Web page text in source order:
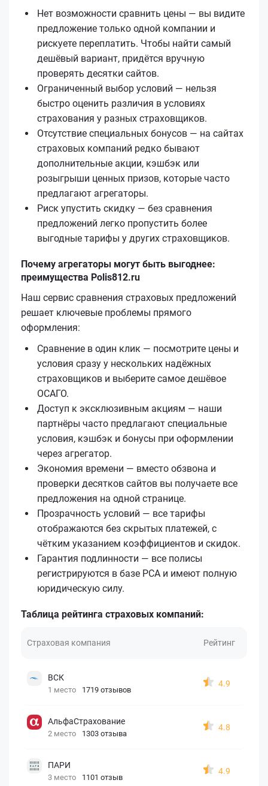
Нет возможности сравнить цены — вы видите
предложение только одной компании и
рискуете переплатить. Чтобы найти самый
дешёвый вариант, придётся вручную
проверять десятки сайтов.
Ограниченный выбор условий — нельзя
быстро оценить различия в условиях
страхования у разных страховщиков.
Отсутствие специальных бонусов — на сайтах
страховых компаний редко бывают
дополнительные акции, кэшбэк или
розыгрыши ценных призов, которые часто
предлагают агрегаторы.
Риск упустить скидку — без сравнения
предложений легко пропустить более
выгодные тарифы у других страховщиков.
Почему агрегаторы могут быть выгоднее:
преимущества Polis812.ru
Наш сервис сравнения страховых предложений
решает ключевые проблемы прямого
оформления:
Сравнение в один клик — посмотрите цены и
условия сразу у нескольких надёжных
страховщиков и выберите самое дешёвое
ОСАГО.
Доступ к эксклюзивным акциям — наши
партнёры часто предлагают специальные
условия, кэшбэк и бонусы при оформлении
через агрегатор.
Экономия времени — вместо обзвона и
проверки десятков сайтов вы получаете все
предложения на одной странице.
Прозрачность условий — все тарифы
отображаются без скрытых платежей, с
чётким указанием коэффициентов и скидок.
Гарантия подлинности — все полисы
регистрируются в базе РСА и имеют полную
юридическую силу.
Таблица рейтинга страховых компаний:
Страховая компания Рейтинг
ВСК
1 место 1719 отзывов
4.9
АльфаСтрахование
2 место 1303 отзыва
4.8
ПАРИ
3 место 1101 отзыв
4.9